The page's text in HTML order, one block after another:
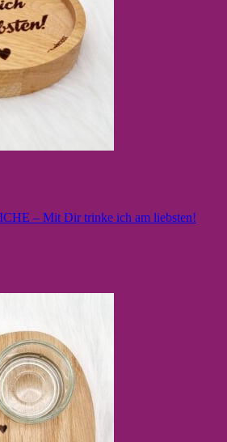
– Mit Dir trinke ich am liebsten!